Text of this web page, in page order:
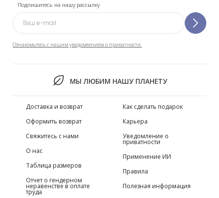
Подпишитесь на нашу рассылку
Ознакомьтесь с нашим уведомлением о приватности.
МЫ ЛЮБИМ НАШУ ПЛАНЕТУ
Доставка и возврат
Оформить возврат
Свяжитесь с нами
О нас
Таблица размеров
Отчет о гендерном
неравенстве в оплате
труда
Как сделать подарок
Карьера
Уведомление о
приватности
Применение ИИ
Правила
Полезная информация